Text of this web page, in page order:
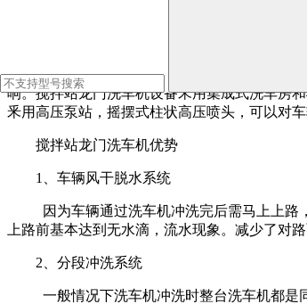
搅拌站龙门洗车机其主要作用是清洗搅拌
响。搅拌站龙门洗车机设备釆用集成式洗车房
釆用高压泵站，摇摆式柱状高压喷头，可以对
搅拌站龙门洗车机优势
1、车辆风干脱水系统
因为车辆通过洗车机冲洗完后需马上上
上路前基本达到无水滴，流水现象。减少了对路
2、分段冲洗系统
一般情况下洗车机冲洗时整台洗车机都是